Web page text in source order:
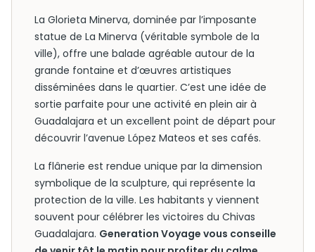
La Glorieta Minerva, dominée par l’imposante
statue de La Minerva (véritable symbole de la
ville), offre une balade agréable autour de la
grande fontaine et d’œuvres artistiques
disséminées dans le quartier. C’est une idée de
sortie parfaite pour une activité en plein air à
Guadalajara et un excellent point de départ pour
découvrir l’avenue López Mateos et ses cafés.
La flânerie est rendue unique par la dimension
symbolique de la sculpture, qui représente la
protection de la ville. Les habitants y viennent
souvent pour célébrer les victoires du Chivas
Guadalajara. Generation Voyage vous conseille